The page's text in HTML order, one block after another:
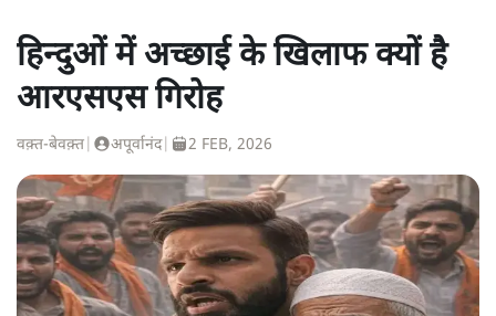
हिन्दुओं में अच्छाई के खिलाफ क्यों है
आरएसएस गिरोह
वक़्त-बेवक़्त अपूर्वानंद| 2 FEB, 2026